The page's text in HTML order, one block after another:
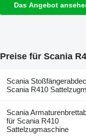
Das Angebot
Preise für Scania
Scania
Scania R410
Scania
für Scania R410
Sattelzugmaschine